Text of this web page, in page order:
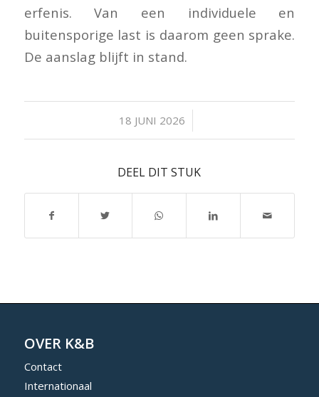
erfenis. Van een individuele en
buitensporige last is daarom geen sprake.
De aanslag blijft in stand.
18 JUNI 2026
/
DEEL DIT STUK
OVER K&B
Contact
Internationaal